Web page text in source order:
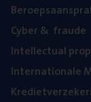
Cyber& fraude
Intel­lec­tu­al
Inter­na­ti­o­na­le